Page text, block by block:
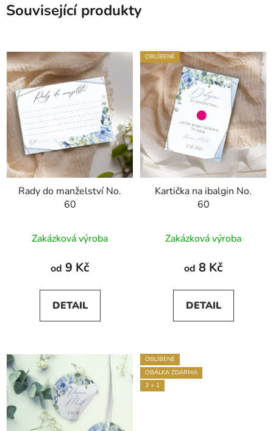
Související produkty
Rady do manželství No.
60
Zakázková výroba
od 9 Kč
DETAIL
OBLÍBENÉ
Kartička na ibalgin No.
60
Zakázková výroba
od 8 Kč
DETAIL
OBLÍBENÉ
OBÁLKA ZDARMA
3 + 1